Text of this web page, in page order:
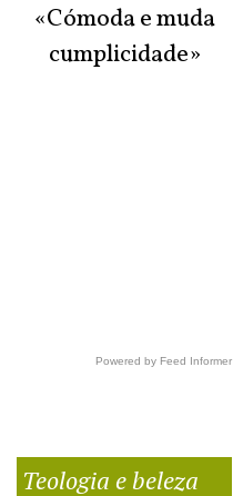
«Cómoda e muda
cumplicidade»
Powered by Feed Informer
Teologia e beleza